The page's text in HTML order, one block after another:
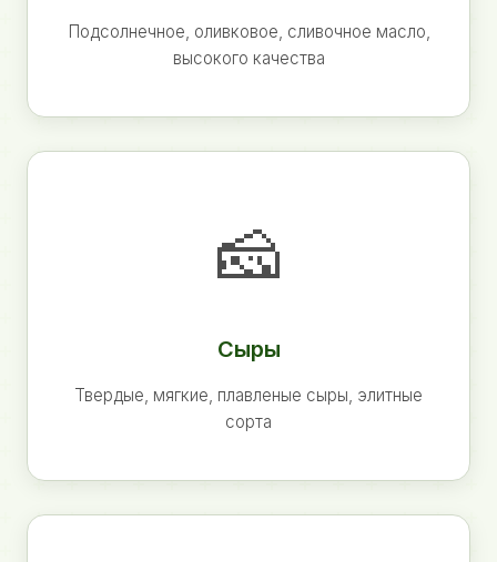
Подсолнечное, оливковое, сливочное масло,
высокого качества
🧀
Сыры
Твердые, мягкие, плавленые сыры, элитные
сорта